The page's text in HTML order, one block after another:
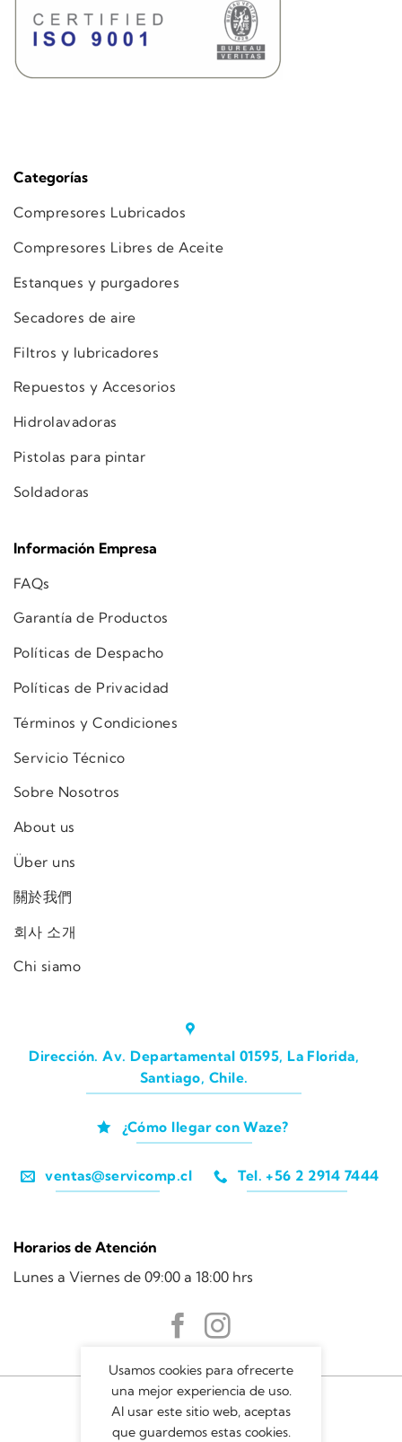
Categorías
Compresores Lubricados
Compresores Libres de Aceite
Estanques y purgadores
Secadores de aire
Filtros y lubricadores
Repuestos y Accesorios
Hidrolavadoras
Pistolas para pintar
Soldadoras
Información Empresa
FAQs
Garantía de Productos
Políticas de Despacho
Políticas de Privacidad
Términos y Condiciones
Servicio Técnico
Sobre Nosotros
About us
Über uns
關於我們
회사 소개
Chi siamo
Dirección. Av. Departamental 01595, La Florida,
Santiago, Chile.
¿Cómo llegar con Waze?
ventas@servicomp.cl Tel. +56 2 2914 7444
Horarios de Atención
Lunes a Viernes de 09:00 a 18:00 hrs
Usamos cookies para ofrecerte
una mejor experiencia de uso.
Al usar este sitio web, aceptas
que guardemos estas cookies.